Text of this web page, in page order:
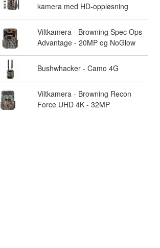
kamera med HD-oppløsning
Viltkamera - Browning Spec Ops
Advantage - 20MP og NoGlow
Bushwhacker - Camo 4G
Viltkamera - Browning Recon
Force UHD 4K - 32MP